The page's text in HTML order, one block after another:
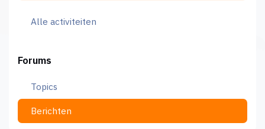
Alle activiteiten
Forums
Topics
Berichten